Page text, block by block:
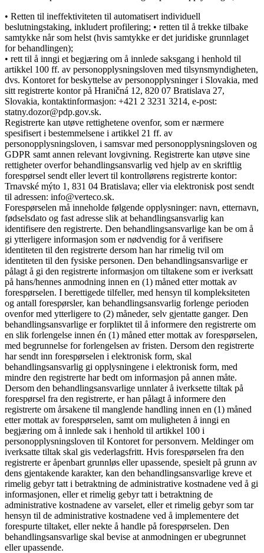
• Retten til ineffektiviteten til automatisert individuell
beslutningstaking, inkludert profilering; • retten til å trekke tilbake
samtykke når som helst (hvis samtykke er det juridiske grunnlaget
for behandlingen);
• rett til å inngi et begjæring om å innlede saksgang i henhold til
artikkel 100 ff. av personopplysningsloven med tilsynsmyndigheten,
dvs. Kontoret for beskyttelse av personopplysninger i Slovakia, med
sitt registrerte kontor på Hraničná 12, 820 07 Bratislava 27,
Slovakia, kontaktinformasjon: +421 2 3231 3214, e-post:
statny.dozor@pdp.gov.sk.
Registrerte kan utøve rettighetene ovenfor, som er nærmere
spesifisert i bestemmelsene i artikkel 21 ff. av
personopplysningsloven, i samsvar med personopplysningsloven og
GDPR samt annen relevant lovgivning. Registrerte kan utøve sine
rettigheter overfor behandlingsansvarlig ved hjelp av en skriftlig
forespørsel sendt eller levert til kontrollørens registrerte kontor:
Trnavské mýto 1, 831 04 Bratislava; eller via elektronisk post sendt
til adressen: info@verteco.sk.
Forespørselen må inneholde følgende opplysninger: navn, etternavn,
fødselsdato og fast adresse slik at behandlingsansvarlig kan
identifisere den registrerte. Den behandlingsansvarlige kan be om å
gi ytterligere informasjon som er nødvendig for å verifisere
identiteten til den registrerte dersom han har rimelig tvil om
identiteten til den fysiske personen. Den behandlingsansvarlige er
pålagt å gi den registrerte informasjon om tiltakene som er iverksatt
på hans/hennes anmodning innen en (1) måned etter mottak av
forespørselen. I berettigede tilfeller, med hensyn til kompleksiteten
og antall forespørsler, kan behandlingsansvarlig forlenge perioden
ovenfor med ytterligere to (2) måneder, selv gjentatte ganger. Den
behandlingsansvarlige er forpliktet til å informere den registrerte om
en slik forlengelse innen én (1) måned etter mottak av forespørselen,
med begrunnelse for forlengelsen av fristen. Dersom den registrerte
har sendt inn forespørselen i elektronisk form, skal
behandlingsansvarlig gi opplysningene i elektronisk form, med
mindre den registrerte har bedt om informasjon på annen måte.
Dersom den behandlingsansvarlige unnlater å iverksette tiltak på
forespørsel fra den registrerte, er han pålagt å informere den
registrerte om årsakene til manglende handling innen en (1) måned
etter mottak av forespørselen, samt om muligheten å inngi en
begjæring om å innlede sak i henhold til artikkel 100 i
personopplysningsloven til Kontoret for personvern. Meldinger om
iverksatte tiltak skal gis vederlagsfritt. Hvis forespørselen fra den
registrerte er åpenbart grunnløs eller upassende, spesielt på grunn av
dens gjentakende karakter, kan den behandlingsansvarlige kreve et
rimelig gebyr tatt i betraktning de administrative kostnadene ved å gi
informasjonen, eller et rimelig gebyr tatt i betraktning de
administrative kostnadene av varselet, eller et rimelig gebyr som tar
hensyn til de administrative kostnadene ved å implementere det
forespurte tiltaket, eller nekte å handle på forespørselen. Den
behandlingsansvarlige skal bevise at anmodningen er ubegrunnet
eller upassende.